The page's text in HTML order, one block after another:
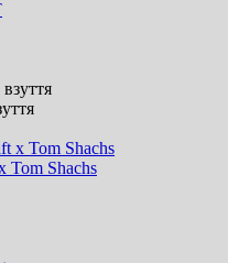
Tom Shachs